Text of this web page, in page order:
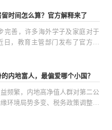
划、简化国际出行或资产配置的
时间怎么算？官方解释来了
完善，许多海外学子及家庭对于
日，教育主管部门发布了官方问
籍安排等核心问题作出权威说
体布局。
内地富人，最偏爱哪个小国？
频繁，内地高净值人群对第二公
环境局势多变、税务政策调整、
二公民身份早已不只是出行便利